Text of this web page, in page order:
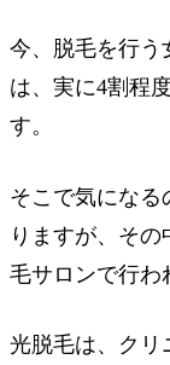
今、脱毛を行う
は、実に4割程
す。
そこで気になる
りますが、そ
毛サロンで行わ
光脱毛は、クリ